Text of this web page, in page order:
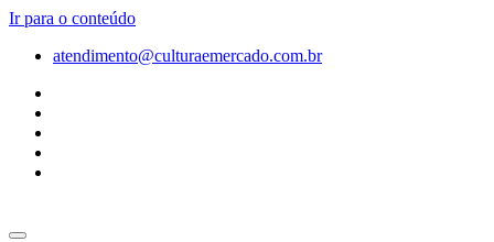
Ir para o conteúdo
atendimento@culturaemercado.com.br